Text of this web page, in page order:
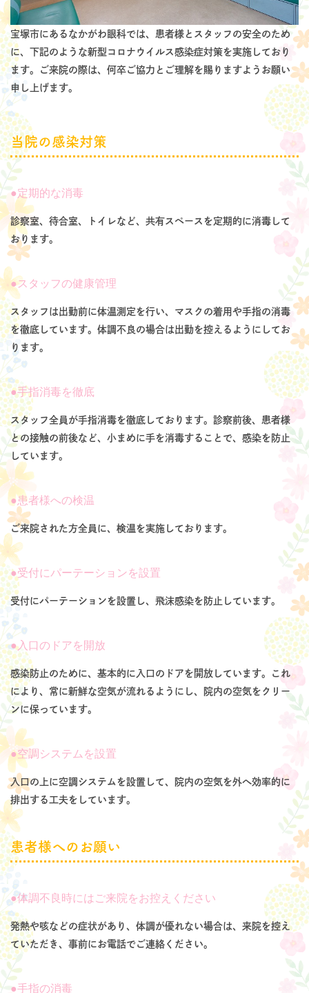
宝塚市にあるなかがわ眼科では、患者様とスタッフの安全のため
に、下記のような新型コロナウイルス感染症対策を実施しており
ます。ご来院の際は、何卒ご協力とご理解を賜りますようお願い
申し上げます。
当院の感染対策
定期的な消毒
診察室、待合室、トイレなど、共有スペースを定期的に消毒して
おります。
スタッフの健康管理
スタッフは出勤前に体温測定を行い、マスクの着用や手指の消毒
を徹底しています。体調不良の場合は出勤を控えるようにしてお
ります。
手指消毒を徹底
スタッフ全員が手指消毒を徹底しております。診察前後、患者様
との接触の前後など、小まめに手を消毒することで、感染を防止
しています。
患者様への検温
ご来院された方全員に、検温を実施しております。
受付にパーテーションを設置
受付にパーテーションを設置し、飛沫感染を防止しています。
入口のドアを開放
感染防止のために、基本的に入口のドアを開放しています。これ
により、常に新鮮な空気が流れるようにし、院内の空気をクリー
ンに保っています。
空調システムを設置
入口の上に空調システムを設置して、院内の空気を外へ効率的に
排出する工夫をしています。
患者様へのお願い
体調不良時にはご来院をお控えください
発熱や咳などの症状があり、体調が優れない場合は、来院を控え
ていただき、事前にお電話でご連絡ください。
手指の消毒